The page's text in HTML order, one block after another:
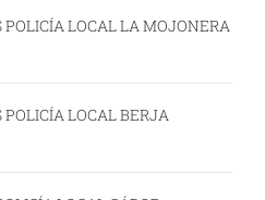
LOCAL LA MOJONERA
LOCAL BERJA